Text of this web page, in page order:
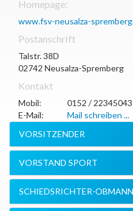
Homepage:
www.fsv-neusalza-
Postanschrift
Talstr. 38D
02742 Neusalza-Spremberg
Kontakt
Mobil:
0152 / 22345043
E-Mail:
Mail schreiben ...
VORSITZENDER
VORSTAND SPORT
SCHIEDSRICHTER-OBMANN